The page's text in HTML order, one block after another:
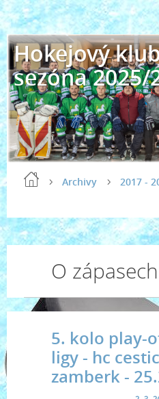
Hokejový
sezóna 2025/
Archivy 2017 -
O zápasech
5. kolo play-
ligy - hc
zamberk -